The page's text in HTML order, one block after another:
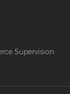
Supervision